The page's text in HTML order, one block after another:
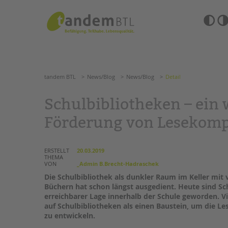
Barrierefrei-
ANGEBOTE
KITA & FRÜHE HILFEN
Grundschulen
Oberschulen
Förderzentren
Kollegs
EFöB
Schulbezogene Sozialarbeit
HILFEN ZUR
BETREUTES WOHNEN
TANDEM BTL
Zertfikatskurse
tandem BTL News/Blog
tandem BTL News/Blog News/Blog Detail
Schulbibliotheken – ein
Förderung von
ERSTELLT
20.03.2019
THEMA
VON
_Admin B.Brecht-Hadraschek
Die Schulbibliothek als dunkler Raum im Keller mit
Büchern hat schon längst ausgedient. Heute sind
erreichbarer Lage innerhalb der Schule geworden.
auf Schulbibliotheken als einen Baustein, um die
zu entwickeln.